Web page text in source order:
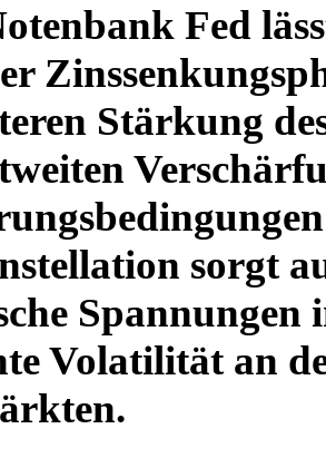
Fed
Stärkung
sorgt
Spannungen
Volatilität an